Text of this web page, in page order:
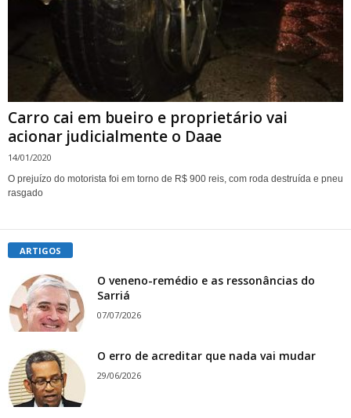
Carro cai em bueiro e proprietário vai
acionar judicialmente o Daae
14/01/2020
O prejuízo do motorista foi em torno de R$ 900 reis, com roda destruída e pneu
rasgado
ARTIGOS
O veneno-remédio e as ressonâncias do
Sarriá
07/07/2026
O erro de acreditar que nada vai mudar
29/06/2026